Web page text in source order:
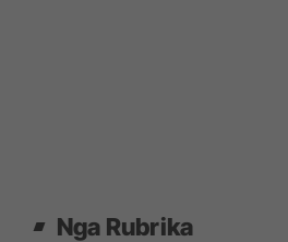
Nga Rubrika